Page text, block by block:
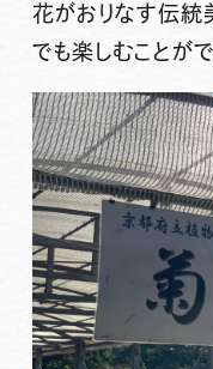
花がおりなす伝統
でも楽しむことがで